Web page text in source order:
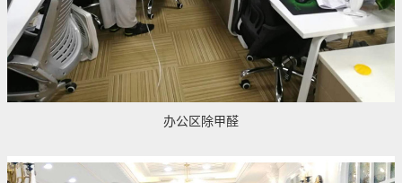
办公区除甲醛